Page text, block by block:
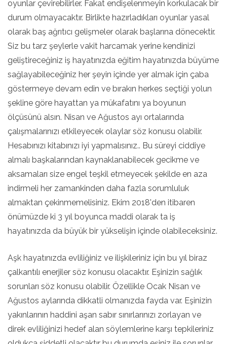
oyunlar çevirebilirler. Fakat endişelenmeyin korkulacak bir
durum olmayacaktır. Birlikte hazırladıkları oyunlar yasal
olarak baş ağrıtıcı gelişmeler olarak başlarına dönecektir.
Siz bu tarz şeylerle vakit harcamak yerine kendinizi
geliştireceğiniz iş hayatınızda eğitim hayatınızda büyüme
sağlayabileceğiniz her şeyin içinde yer almak için çaba
göstermeye devam edin ve bırakın herkes seçtiği yolun
şekline göre hayattan ya mükafatını ya boyunun
ölçüsünü alsın. Nisan ve Ağustos ayı ortalarında
çalışmalarınızı etkileyecek olaylar söz konusu olabilir.
Hesabınızı kitabınızı iyi yapmalısınız.. Bu süreyi ciddiye
almalı başkalarından kaynaklanabilecek gecikme ve
aksamaları size engel teşkil etmeyecek şekilde en aza
indirmeli her zamankinden daha fazla sorumluluk
almaktan çekinmemelisiniz. Ekim 2018'den itibaren
önümüzde ki 3 yıl boyunca maddi olarak ta iş
hayatınızda da büyük bir yükselişin içinde olabileceksiniz.
Aşk hayatınızda evliliğiniz ve ilişkileriniz için bu yıl biraz
çalkantılı enerjiler söz konusu olacaktır. Eşinizin sağlık
sorunları söz konusu olabilir. Özellikle Ocak Nisan ve
Ağustos aylarında dikkatli olmanızda fayda var. Eşinizin
yakınlarının haddini aşan sabır sınırlarınızı zorlayan ve
direk evliliğinizi hedef alan söylemlerine karşı tepkileriniz